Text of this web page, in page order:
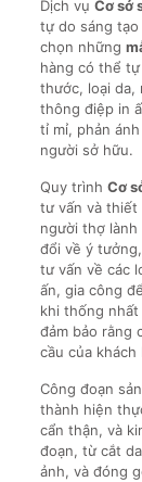
Dịch vụ Cơ sở
tự do sáng tạo
chọn những
hàng có thể
thước, loại da,
thông điệp in
tỉ mỉ, phản
người sở hữu.
Quy trình Cơ
tư vấn và thiết
người thợ
đổi về ý
tư vấn về các
ấn, gia công
khi thống
đảm bảo rằng
cầu của khách
Công đoạn
thành hiện
cẩn thận, và
đoạn, từ cắt
ảnh, và đóng